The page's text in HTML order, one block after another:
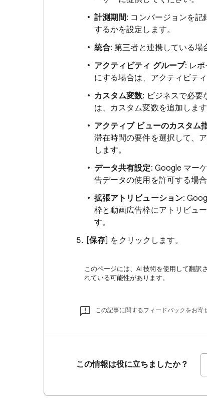
計測期間: コンバージョンを
するかを設定します。
統合: 第三者と連携している場
アクティビティ グループ: レ
にする場合は、アクティビテ
カスタム変数: ビジネスで必要
は、カスタム変数を追加します
アクティブ ビューのカスタム
滞在時間の要件を選択して、
します。
データ共有設定: Google マー
告データの使用を許可する場合
拡張アトリビューション:
枠と動画広告枠にアトリビュ
す。
[保存] をクリックします。
このページには、AI 技術を使用して翻訳
れている可能性があります。
この記事に関するフィードバックをお寄
この情報は役に立ちましたか？